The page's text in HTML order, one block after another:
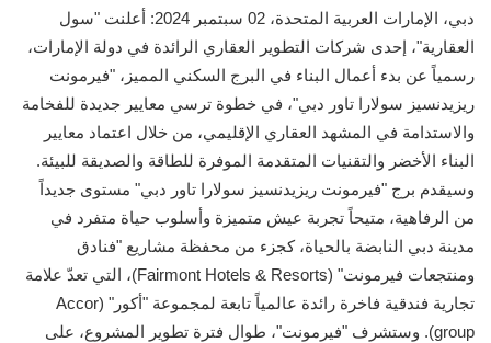
دبي، الإمارات العربية المتحدة، 02 سبتمبر 2024: أعلنت "سول
العقارية"، إحدى شركات التطوير العقاري الرائدة في دولة الإمارات،
رسمياً عن بدء أعمال البناء في البرج السكني المميز، "فيرمونت
ريزيدنسيز سولارا تاور دبي"، في خطوة ترسي معايير جديدة للفخامة
والاستدامة في المشهد العقاري الإقليمي، من خلال اعتماد معايير
البناء الأخضر والتقنيات المتقدمة الموفرة للطاقة والصديقة للبيئة.
وسيقدم برج "فيرمونت ريزيدنسيز سولارا تاور دبي" مستوى جديداً
من الرفاهية، متيحاً تجربة عيش متميزة وأسلوب حياة متفرد في
مدينة دبي النابضة بالحياة، كجزء من محفظة مشاريع "فنادق
ومنتجعات فيرمونت" (Fairmont Hotels & Resorts)، التي تعدّ علامة
تجارية فندقية فاخرة رائدة عالمياً تابعة لمجموعة "أكور" (Accor
group). وستشرف "فيرمونت"، طوال فترة تطوير المشروع، على